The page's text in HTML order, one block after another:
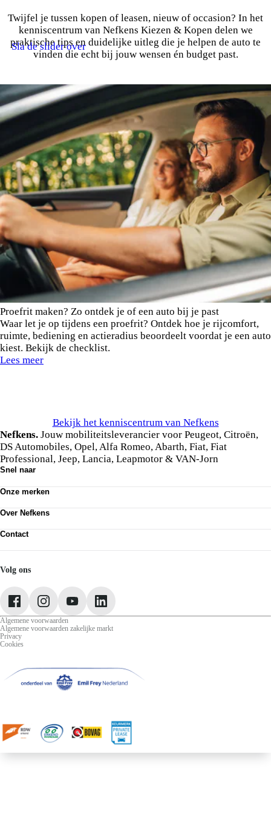
Twijfel je tussen kopen of leasen, nieuw of occasion? In het
kenniscentrum van Nefkens Kiezen & Kopen delen we
praktische tips en duidelijke uitleg die je helpen de auto te
vinden die echt bij jouw wensen én budget past.
Sla de slider over
Proefrit maken? Zo ontdek je of een auto bij je past
Waar let je op tijdens een proefrit? Ontdek hoe je rijcomfort,
ruimte, bediening en actieradius beoordeelt voordat je een auto
kiest. Bekijk de checklist.
Lees meer
Bekijk het kenniscentrum van Nefkens
Nefkens. Jouw mobiliteitsleverancier voor Peugeot, Citroën,
DS Automobiles, Opel, Alfa Romeo, Abarth, Fiat, Fiat
Professional, Jeep, Lancia, Leapmotor & VAN-Jorn
Snel naar
Werkplaatsafspraak maken
Acties
Onze merken
Citroën
Opel
Fiat Professional
Leapmotor
Over Nefkens
Vrienden van Nefkens
Nieuws
Contact
Nefkens Emil Frey Schadeservice
Volg ons
Algemene voorwaarden
Algemene voorwaarden zakelijke markt
Privacy
Cookies